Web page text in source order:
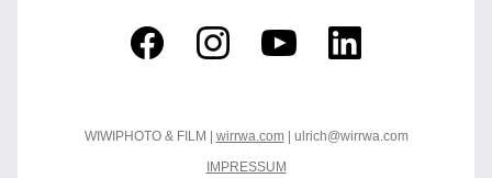
WIWIPHOTO & FILM | wirrwa.com | ulrich@wirrwa.com
IMPRESSUM